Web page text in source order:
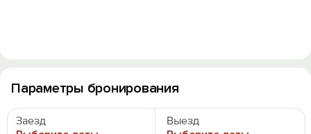
Параметры бронирования
Заезд
Выезд